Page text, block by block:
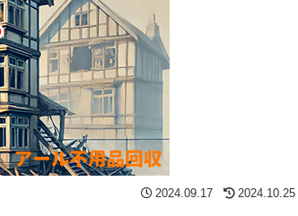
2024.09.17 2024.10.25